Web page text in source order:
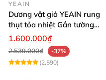
YEAIN
Dương vật giả YEAIN rung
thụt tỏa nhiệt Gắn tường
Điều khiển từ xa
1.600.000₫
2.539.000₫
-37%
(2,590)